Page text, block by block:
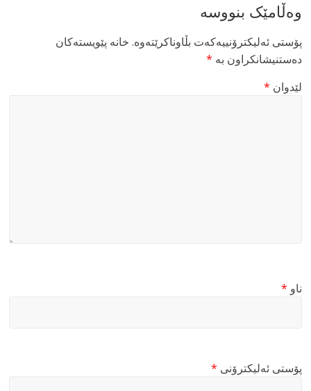
وەڵامێک بنووسە
پۆستی ئەلیکترۆنییەکەت بڵاوناکرێتەوە. خانە پێویستەکان
دەستنیشانکراون بە *
لێدوان *
ناو *
پۆستی ئەلیکترۆنی *